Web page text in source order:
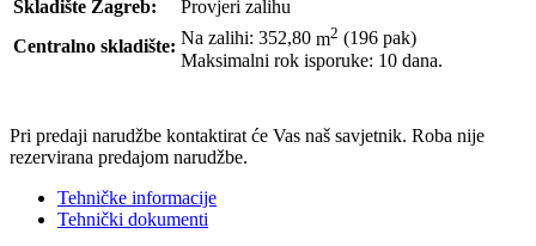
Skladište Zagreb:
Provjeri zalihu
Centralno skladište: Na zalihi: 352,80 m2 (196 pak)
Maksimalni rok isporuke: 10 dana.
Pri predaji narudžbe kontaktirat će Vas naš savjetnik. Roba nije
rezervirana predajom narudžbe.
Tehničke informacije
Tehnički dokumenti